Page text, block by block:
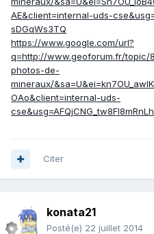
AE&client=internal-uds-
sDGqWs3TQ
https://www.google.com/url?
q=http://www.geoforum.fr/
photos-de-
mineraux/
OAo&client=internal-uds-
Citer
konata21
Posté(e) 22 juillet 2014